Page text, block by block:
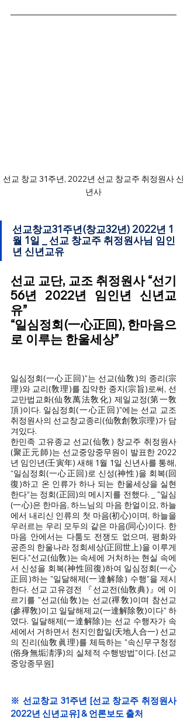
선교 창교 31주년, 2022년 선교 창교주 취정원사 신
년사
선교창교31주년(창교32년) 2022년 1
월 1일 _ 선교 창교주 취정원사님 임인
년 신년교유
선교 교단, 교조 취정원사 “선기
56년 2022년 임인년 신년교
유”
“일심정회(一心正回), 한마음으
로 이루는 한울세상”
일심정회(一心正回)"는 선교(仙敎)의 종리(宗
理)와 교리(敎理)를 집약한 종지(宗旨)로써, 선
교만법교화(仙敎萬法敎化) 제일교정(第一敎
頂)이다. 일심정회(一心正回)"에는 선교 교조
취정원사의 선교창교종리(仙敎創敎宗理)가 담
겨있다.
한민족 고유종교 선교(仙敎) 창교주 취정원사
(聚正元師)는 선교중앙중무원이 발표한 2022
년 임인년(壬寅年) 새해 1월 1일 신년사를 통해,
“일심정회(一心正回)로 신성(神性)을 회복(回
復)하고 온 인류가 하나 되는 한울세상을 실현
한다”는 정회(正回)의 메시지를 전했다. _ "일심
(一心)은 한마음, 하느님의 마음 한얼이요, 하늘
에서 내리신 인류의 첫 마음(初心)이며, 하늘을
우러르는 우리 모두의 같은 마음(同心)이다. 한
마음 안에서는 다툼도 전쟁도 없으며, 평화와
공존의 한울나라 정회세상(正回世上)을 이루게
된다."선교(仙敎)는 속세에 거처하는 현실 속에
서 신성을 회복(神性回復)하여 일심정회(一心
正回)하는 "일달해제(一達解除) 수행"을 제시
한다. 선교 고유경전 『선교전(仙敎典)』에 이
르기를 "선교(仙敎)는 선교(禪敎)이며 참선교
(參禪敎)이고 일달해제교(一達解除敎)이다" 하
였다. 일달해제(一達解除)는 선교 수행자가 속
세에서 거하면서 천지인합일(天地人合一) 선교
의 진리(仙敎眞理)를 체득하는 "속신무구청정
(俗身無垢淸淨)의 실체적 수행방법"이다. [선교
중앙종무원]
※ 선교창교 31주년 [선교 창교주 취정원사
2022년 신년교유] & 언론보도 출처